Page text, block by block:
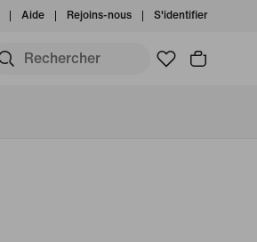
Aide Rejoins-nous S'identifier